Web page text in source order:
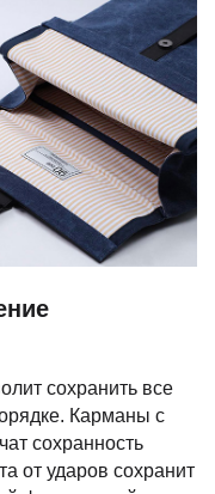
сохранить все
Карманы с
сохранность
от ударов сохранит